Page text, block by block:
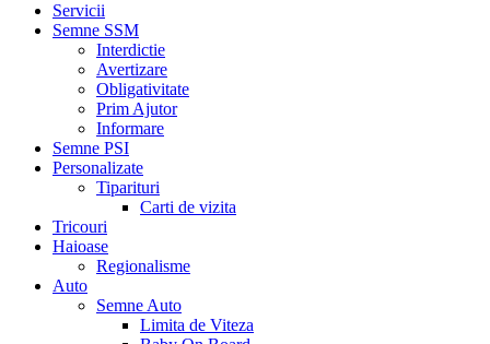
Servicii
Semne SSM
Interdictie
Avertizare
Obligativitate
Prim Ajutor
Informare
Semne PSI
Personalizate
Tiparituri
Carti de vizita
Tricouri
Haioase
Regionalisme
Auto
Semne Auto
Limita de Viteza